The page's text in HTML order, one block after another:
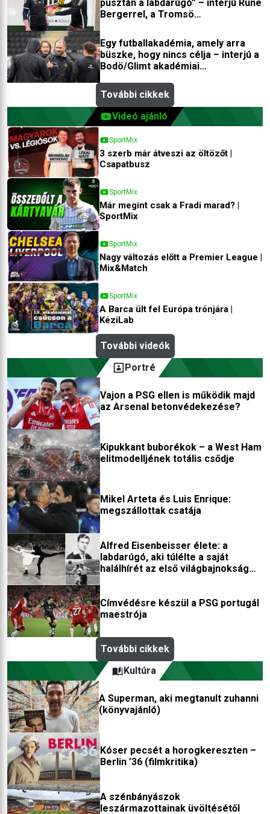
pusztán a labdarúgó” – interjú Rune
Bergerrel, a Tromsö
Egy futballakadémia, amely arra
büszke, hogy nincs célja – interjú a
Bodö/Glimt akadémiai
További cikkek
Videó ajánló
SportMix
3 szerb már átveszi az öltözőt |
Csapatbusz
SportMix
Már megint csak a Fradi marad? |
SportMix
SportMix
Nagy változás előtt a Premier League |
Mix&Match
SportMix
A Barca ült fel Európa trónjára |
KéziLab
További videók
Portré
Vajon a PSG ellen is működik majd
az Arsenal betonvédekezése?
Kipukkant buborékok – a West Ham
elitmodelljének totális csődje
Mikel Arteta és Luis Enrique:
megszállottak csatája
Alfred Eisenbeisser élete: a
labdarúgó, aki túlélte a saját
halálhírét az első világbajnokság
Címvédésre készül a PSG portugál
maestrója
További cikkek
Kultúra
A Superman, aki megtanult zuhanni
(könyvajánló)
Kóser pecsét a horogkereszten –
Berlin ’36 (filmkritika)
A szénbányászok
leszármazottainak üvöltésétől